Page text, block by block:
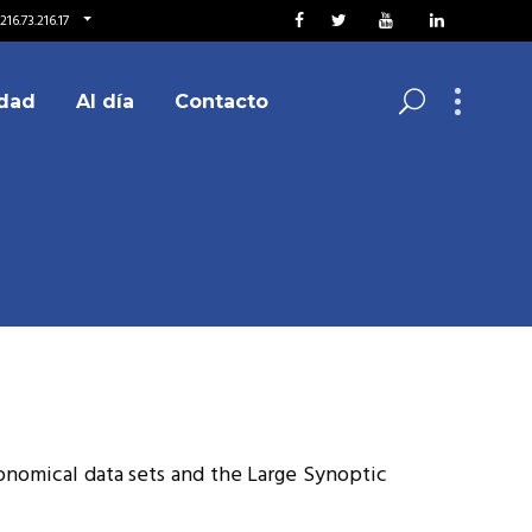
Al día Contacto
data sets and the Large Synoptic